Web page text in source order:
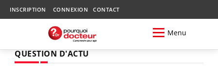
INSCRIPTION CONNEXION CONTACT
Menu
QUESTION D'ACTU